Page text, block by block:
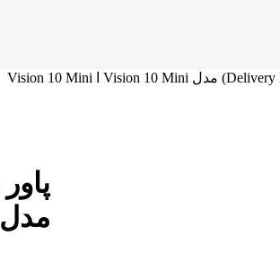
مدل Vision 10 Mini ا Vision 10 Mini